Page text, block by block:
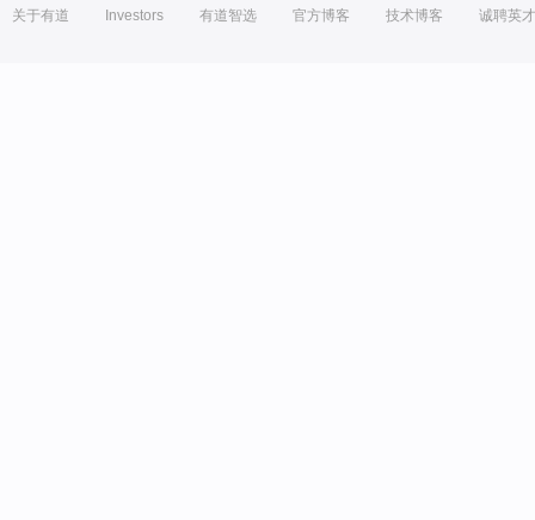
关于有道 Investors 有道智选 官方博客 技术博客 诚聘英才